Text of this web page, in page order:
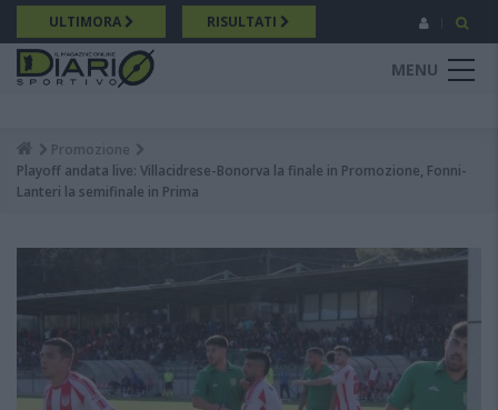
Salta
al
contenuto
principale
ULTIMORA RISULTATI
MENU
Breadcrumb
Promozione
Playoff andata live: Villacidrese-Bonorva la finale in Promozione, Fonni-
Lanteri la semifinale in Prima